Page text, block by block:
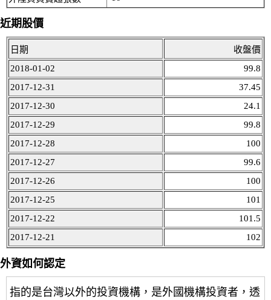
近期股價
日期
收盤價
2018-01-02
99.8
2017-12-31
37.45
2017-12-30
24.1
2017-12-29
99.8
2017-12-28
100
2017-12-27
99.6
2017-12-26
100
2017-12-25
101
2017-12-22
101.5
2017-12-21
102
外資如何認定
指的是台灣以外的投資機構，是外國機構投資者，透